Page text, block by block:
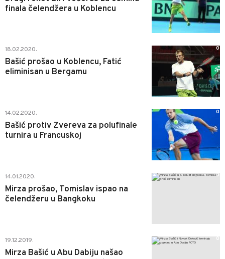
finala čelendžera u Koblencu
18.02.2020.
Bašić prošao u Koblencu, Fatić
eliminisan u Bergamu
0
14.02.2020.
Bašić protiv Zvereva za polufinale
turnira u Francuskoj
0
14.01.2020.
Mirza prošao, Tomislav ispao na
čelendžeru u Bangkoku
0
19.12.2019.
Mirza Bašić u Abu Dabiju našao
0